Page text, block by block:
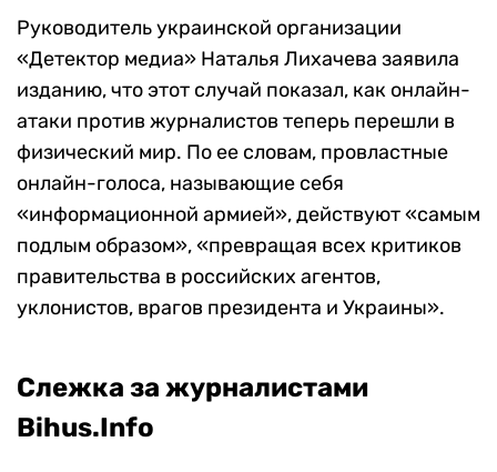
Руководитель украинской организации
«Детектор медиа» Наталья Лихачева заявила
изданию, что этот случай показал, как онлайн-
атаки против журналистов теперь перешли в
физический мир. По ее словам, провластные
онлайн-голоса, называющие себя
«информационной армией», действуют «самым
подлым образом», «превращая всех критиков
правительства в российских агентов,
уклонистов, врагов президента и Украины».
Слежка за журналистами
Bihus.Info